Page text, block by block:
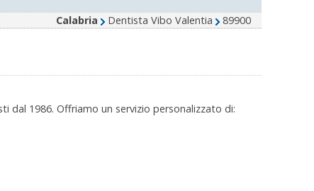
Calabria Dentista Vibo Valentia 89900
dal 1986. Offriamo un servizio personalizzato di: